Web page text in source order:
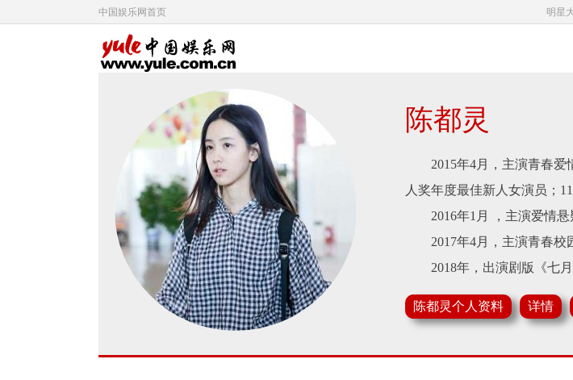
中国娱乐网首页 明星
陈都灵
2015年4月，主演青春爱
人奖年度最佳新人女演员；
2016年1月 ，主演爱情悬
2017年4月，主演青春校园
2018年，出演剧版《七月
陈都灵个人资料 详情